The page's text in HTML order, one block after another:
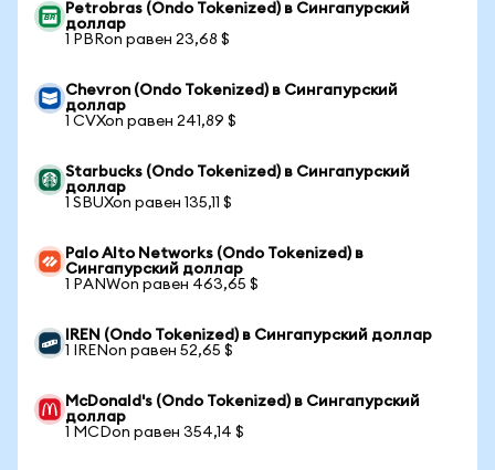
Petrobras (Ondo Tokenized) в Сингапурский
доллар
1 PBRon равен 23,68 $
Chevron (Ondo Tokenized) в Сингапурский
доллар
1 CVXon равен 241,89 $
Starbucks (Ondo Tokenized) в Сингапурский
доллар
1 SBUXon равен 135,11 $
Palo Alto Networks (Ondo Tokenized) в
Сингапурский доллар
1 PANWon равен 463,65 $
IREN (Ondo Tokenized) в Сингапурский доллар
1 IRENon равен 52,65 $
McDonald's (Ondo Tokenized) в Сингапурский
доллар
1 MCDon равен 354,14 $